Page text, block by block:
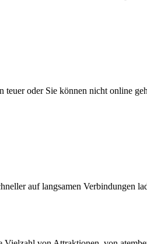
oder Sie können nicht online
auf langsamen Verbindungen